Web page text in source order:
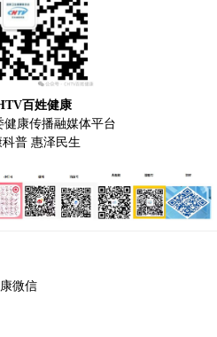
百姓健康
健康传播融媒体平台
科普 惠泽民生
微信